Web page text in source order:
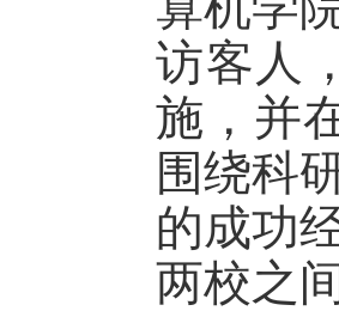
访客人
施，并
围绕科
的成功
两校之